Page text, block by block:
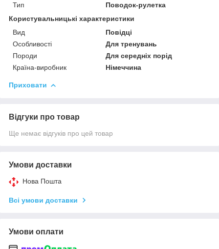
Тип
Поводок-рулетка
Користувальницькі характеристики
Вид
Повідці
Особливості
Для тренувань
Породи
Для середніх порід
Країна-виробник
Німеччина
Приховати
Відгуки про товар
Ще немає відгуків про цей товар
Умови доставки
Нова Пошта
Всі умови доставки
Умови оплати